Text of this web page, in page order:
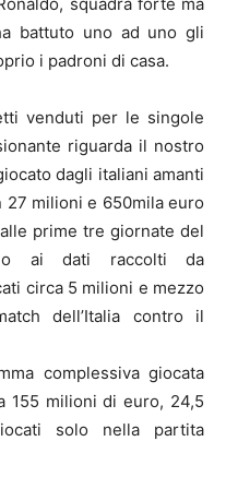
battuto uno ad uno gli
i padroni di casa.
venduti per le singole
riguarda il nostro
dagli italiani amanti
milioni e 650mila euro
prime tre giornate del
ai dati raccolti da
circa 5 milioni e mezzo
dell’Italia contro il
complessiva giocata
155 milioni di euro, 24,5
solo nella partita